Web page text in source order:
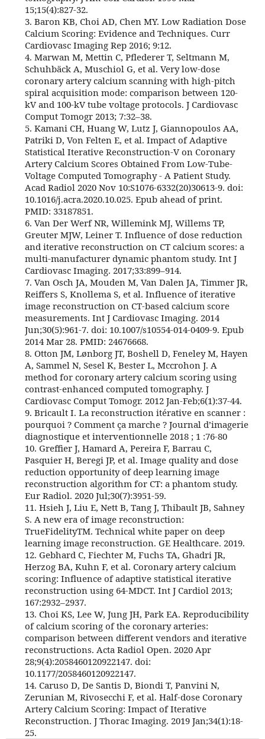
15;15(4):827-32.
3. Baron KB, Choi AD, Chen MY. Low Radiation Dose
Calcium Scoring: Evidence and Techniques. Curr
Cardiovasc Imaging Rep 2016; 9:12.
4. Marwan M, Mettin C, Pflederer T, Seltmann M,
Schuhbäck A, Muschiol G, et al. Very low-dose
coronary artery calcium scanning with high-pitch
spiral acquisition mode: comparison between 120-
kV and 100-kV tube voltage protocols. J Cardiovasc
Comput Tomogr 2013; 7:32–38.
5. Kamani CH, Huang W, Lutz J, Giannopoulos AA,
Patriki D, Von Felten E, et al. Impact of Adaptive
Statistical Iterative Reconstruction-V on Coronary
Artery Calcium Scores Obtained From Low-Tube-
Voltage Computed Tomography - A Patient Study.
Acad Radiol 2020 Nov 10:S1076-6332(20)30613-9. doi:
10.1016/j.acra.2020.10.025. Epub ahead of print.
PMID: 33187851.
6. Van Der Werf NR, Willemink MJ, Willems TP,
Greuter MJW, Leiner T. Influence of dose reduction
and iterative reconstruction on CT calcium scores: a
multi‐manufacturer dynamic phantom study. Int J
Cardiovasc Imaging. 2017;33:899–914.
7. Van Osch JA, Mouden M, Van Dalen JA, Timmer JR,
Reiffers S, Knollema S, et al. Influence of iterative
image reconstruction on CT-based calcium score
measurements. Int J Cardiovasc Imaging. 2014
Jun;30(5):961-7. doi: 10.1007/s10554-014-0409-9. Epub
2014 Mar 28. PMID: 24676668.
8. Otton JM, Lønborg JT, Boshell D, Feneley M, Hayen
A, Sammel N, Sesel K, Bester L, Mccrohon J. A
method for coronary artery calcium scoring using
contrast-enhanced computed tomography. J
Cardiovasc Comput Tomogr. 2012 Jan-Feb;6(1):37-44.
9. Bricault I. La reconstruction itérative en scanner :
pourquoi ? Comment ça marche ? Journal d’imagerie
diagnostique et interventionnelle 2018 ; 1 :76-80
10. Greffier J, Hamard A, Pereira F, Barrau C,
Pasquier H, Beregi JP, et al. Image quality and dose
reduction opportunity of deep learning image
reconstruction algorithm for CT: a phantom study.
Eur Radiol. 2020 Jul;30(7):3951-59.
11. Hsieh J, Liu E, Nett B, Tang J, Thibault JB, Sahney
S. A new era of image reconstruction:
TrueFidelityTM. Technical white paper on deep
learning image reconstruction. GE Healthcare. 2019.
12. Gebhard C, Fiechter M, Fuchs TA, Ghadri JR,
Herzog BA, Kuhn F, et al. Coronary artery calcium
scoring: Influence of adaptive statistical iterative
reconstruction using 64-MDCT. Int J Cardiol 2013;
167:2932–2937.
13. Choi KS, Lee W, Jung JH, Park EA. Reproducibility
of calcium scoring of the coronary arteries:
comparison between different vendors and iterative
reconstructions. Acta Radiol Open. 2020 Apr
28;9(4):2058460120922147. doi:
10.1177/2058460120922147.
14. Caruso D, De Santis D, Biondi T, Panvini N,
Zerunian M, Rivosecchi F, et al. Half-dose Coronary
Artery Calcium Scoring: Impact of Iterative
Reconstruction. J Thorac Imaging. 2019 Jan;34(1):18-
25.